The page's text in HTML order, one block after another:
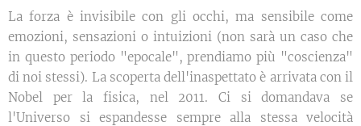
La forza è invisibile con gli occhi, ma sensibile come
emozioni, sensazioni o intuizioni (non sarà un caso che
in questo periodo "epocale", prendiamo più "coscienza"
di noi stessi). La scoperta dell'inaspettato è arrivata con il
Nobel per la fisica, nel 2011. Ci si domandava se
l'Universo si espandesse sempre alla stessa velocità